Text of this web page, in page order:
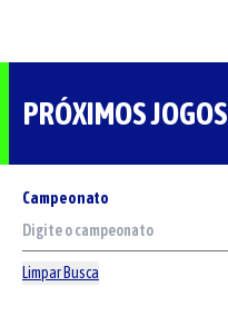
PRÓXIMOS JOGOS
Campeonato
Limpar Busca